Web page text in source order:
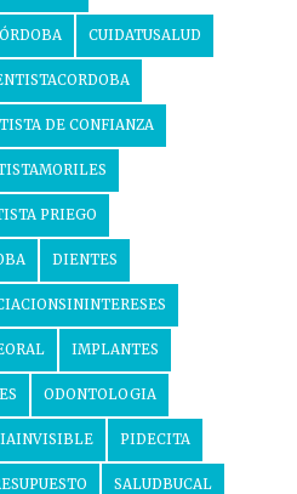
CUIDATUSALUD
DE CONFIANZA
PRIEGO
DIENTES
IMPLANTES
ODONTOLOGIA
PIDECITA
SALUDBUCAL